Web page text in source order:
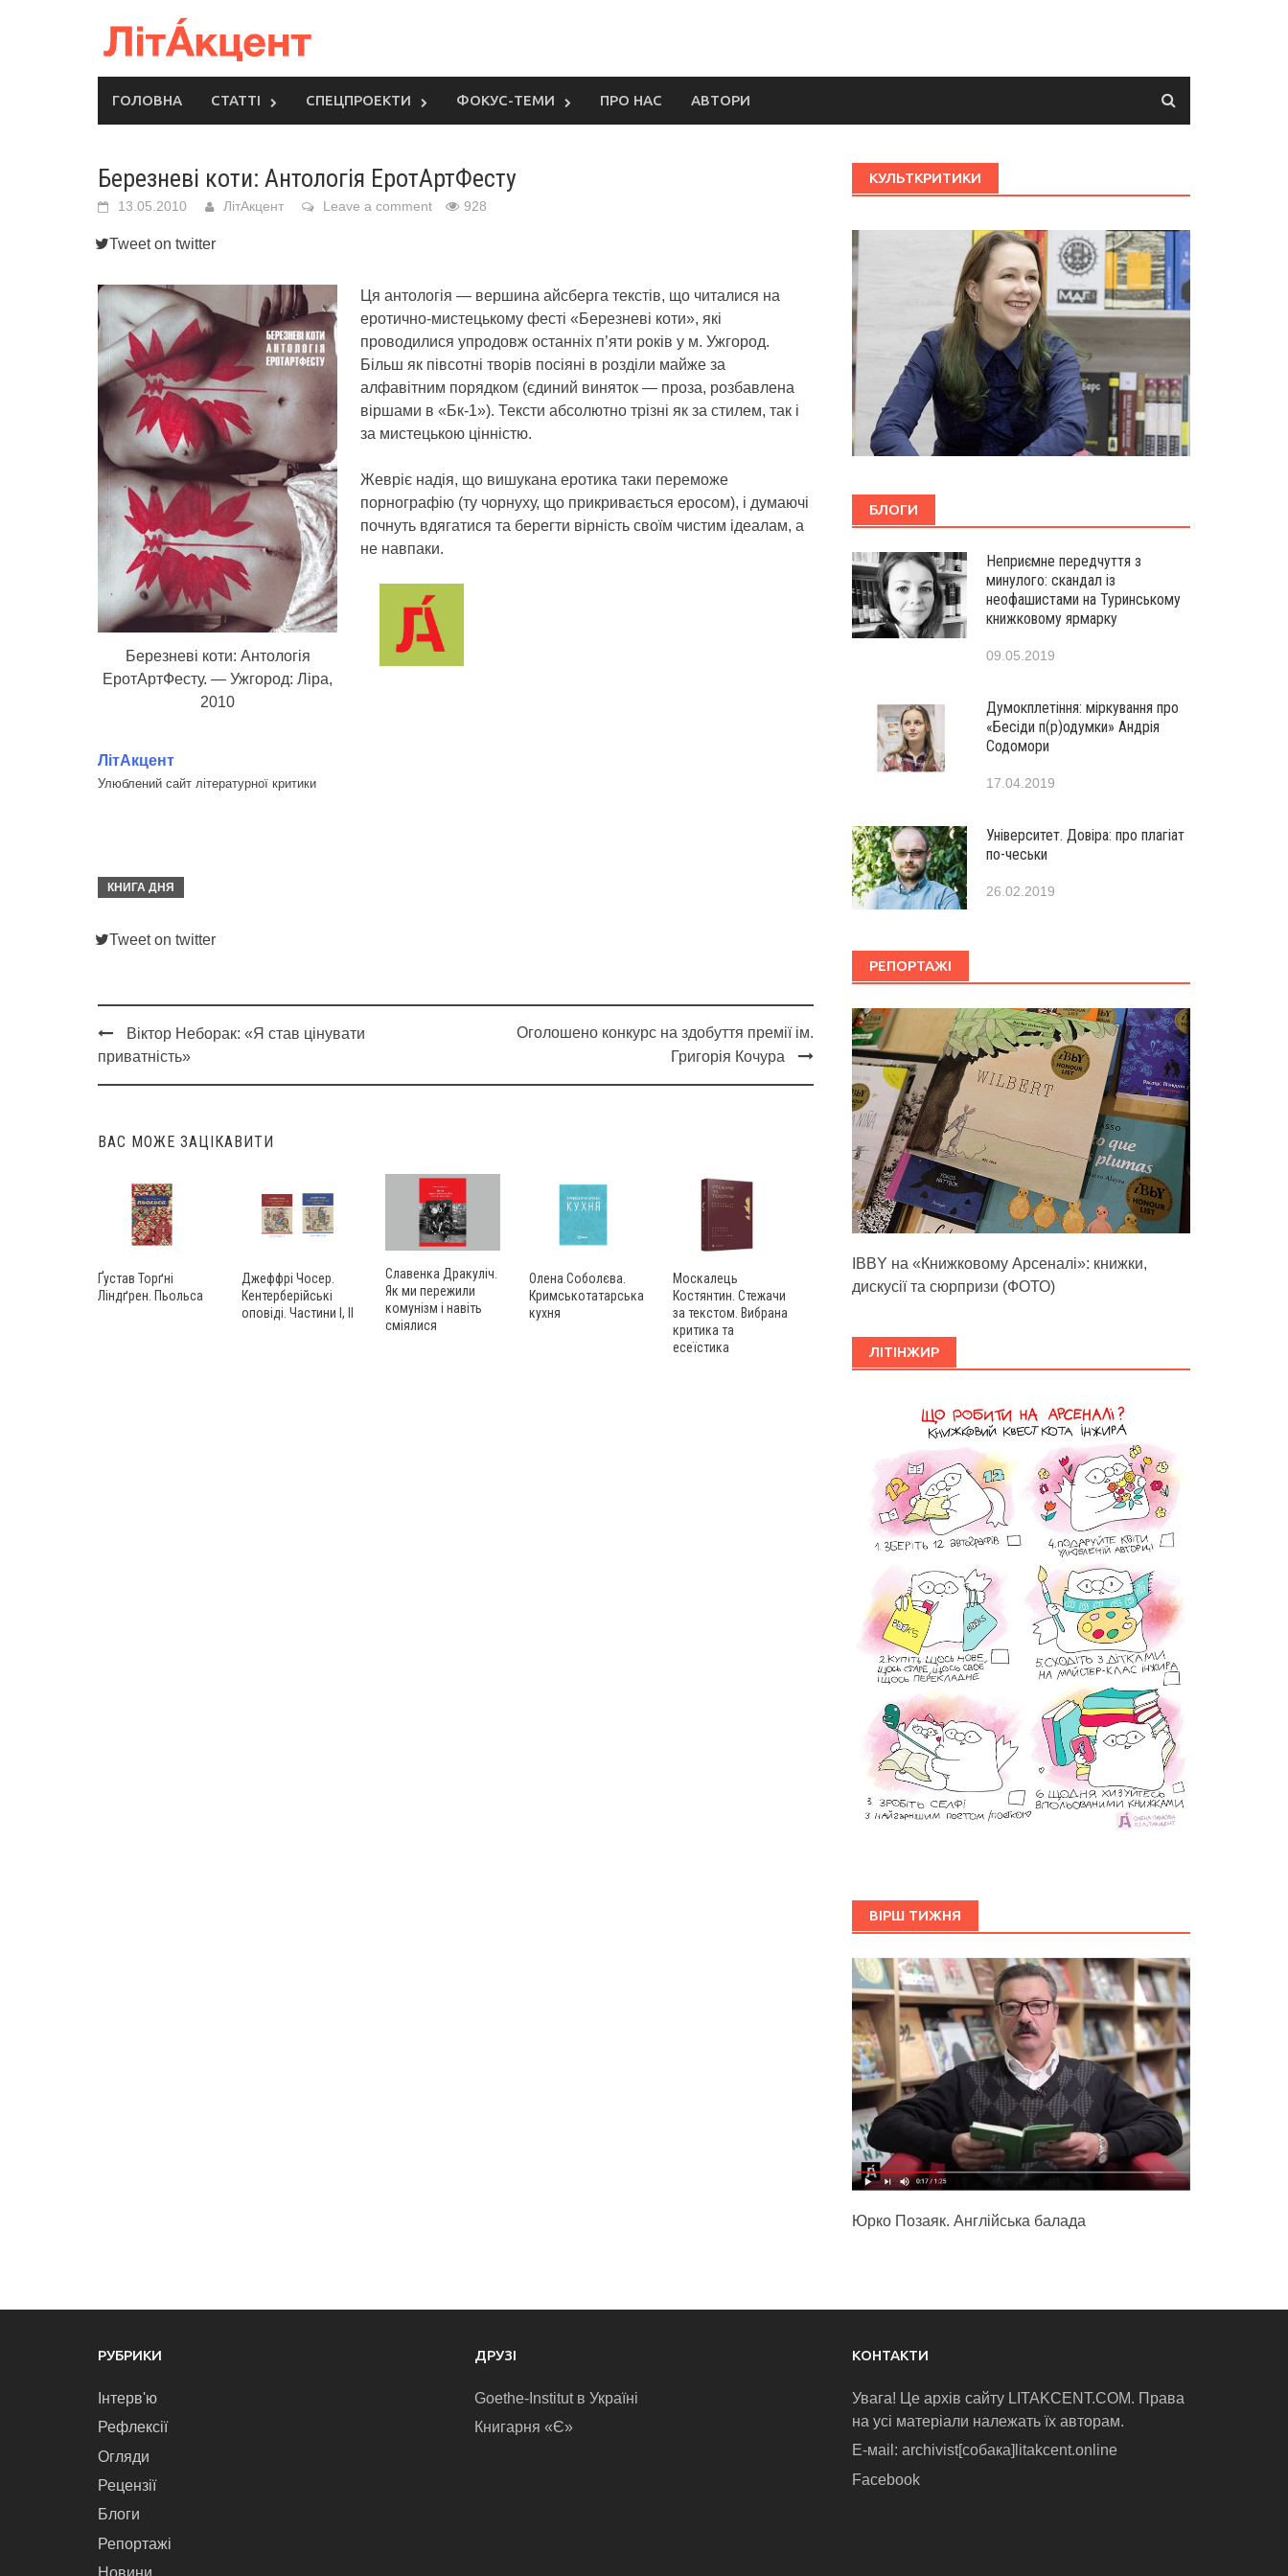
ГОЛОВНА СТАТТІ СПЕЦПРОЕКТИ ФОКУС-ТЕМИ ПРО НАС АВТОРИ
Березневі коти: Антологія ЕротАртФесту
13.05.2010 ЛітАкцент Leave a comment 928
Tweet on twitter
Березневі коти: Антологія
ЕротАртФесту. — Ужгород: Ліра,
2010
Ця антологія — вершина айсберга текстів, що читалися на
еротично-мистецькому фесті «Березневі коти», які
проводилися упродовж останніх п’яти років у м. Ужгород.
Більш як півсотні творів посіяні в розділи майже за
алфавітним порядком (єдиний виняток — проза, розбавлена
віршами в «Бк-1»). Тексти абсолютно трізні як за стилем, так і
за мистецькою цінністю.
Жевріє надія, що вишукана еротика таки переможе
порнографію (ту чорнуху, що прикривається еросом), і думаючі
почнуть вдягатися та берегти вірність своїм чистим ідеалам, а
не навпаки.
ЛітАкцент
Улюблений сайт літературної критики
КНИГА ДНЯ
Tweet on twitter
Post
navigation
Віктор Неборак: «Я став цінувати
приватність»
Оголошено конкурс на здобуття премії ім.
Григорія Кочура
ВАС МОЖЕ ЗАЦІКАВИТИ
Ґустав Торґні
Ліндґрен. Пьольса
Джеффрі Чосер.
Кентерберійські
оповіді. Частини І, ІІ
Славенка Дракуліч.
Як ми пережили
комунізм і навіть
сміялися
Олена Соболєва.
Кримськотатарська
кухня
Москалець
Костянтин. Стежачи
за текстом. Вибрана
критика та
есеїстика
КУЛЬТКРИТИКИ
БЛОГИ
Неприємне передчуття з
минулого: скандал із
неофашистами на Туринському
книжковому ярмарку
09.05.2019
Думокплетіння: міркування про
«Бесіди п(р)одумки» Андрія
Содомори
17.04.2019
Університет. Довіра: про плагіат
по-чеськи
26.02.2019
РЕПОРТАЖІ
IBBY на «Книжковому Арсеналі»: книжки,
дискусії та сюрпризи (ФОТО)
ЛІТІНЖИР
ВІРШ ТИЖНЯ
Юрко Позаяк. Англійська балада
РУБРИКИ
Інтерв'ю
Рефлексії
Огляди
Рецензії
Блоги
Репортажі
Новини
ДРУЗІ
Goethe-Institut в Україні
Книгарня «Є»
КОНТАКТИ
Увага! Це архів сайту LITAKCENT.COM. Права
на усі матеріали належать їх авторам.
E-маіl: archivist[собака]litakcent.online
Facebook